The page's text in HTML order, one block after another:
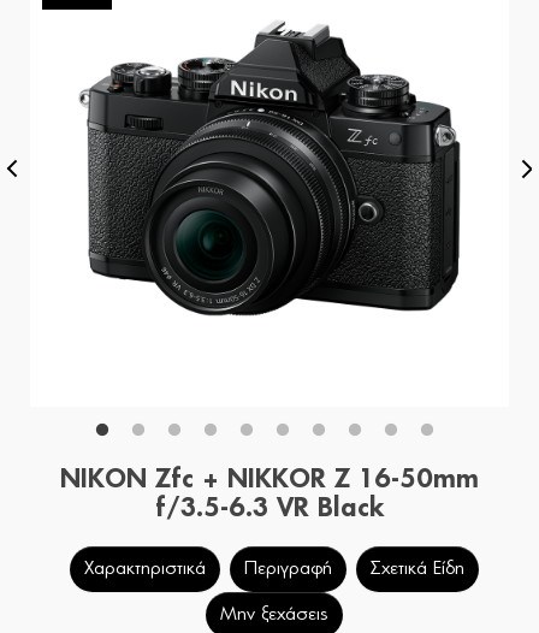
NIKON Zfc + NIKKOR Z 16-50mm
f/3.5-6.3 VR Black
Χαρακτηριστικά Περιγραφή Σχετικά Είδη
Μην ξεχάσεις